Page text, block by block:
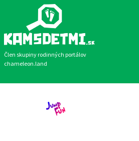
Člen skupiny rodinných portálov
chameleon.land